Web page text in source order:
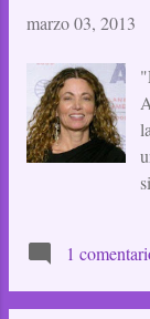
marzo 03, 2013
1